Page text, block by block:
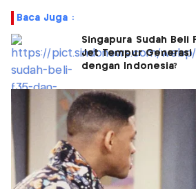
Baca Juga :
Singapura Sudah Beli
Jet Tempur Generasi
dengan Indonesia?